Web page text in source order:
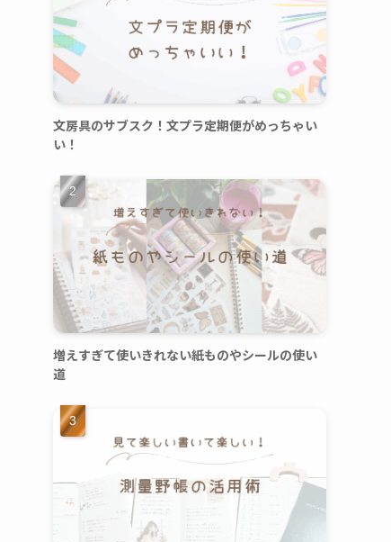
文房具のサブスク！文プラ定期便がめっちゃい
い！
増えすぎて使いきれない紙ものやシールの使い
道